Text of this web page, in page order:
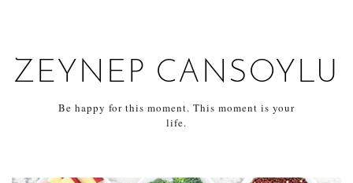
ZEYNEP CANSOYLU
Be happy for this moment. This moment is your
life.